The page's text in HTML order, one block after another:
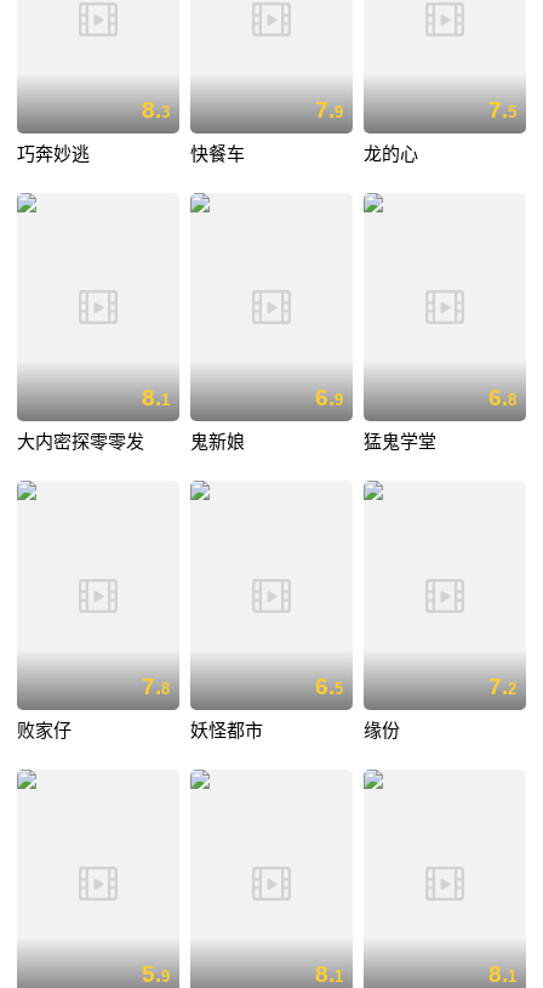
8.3
巧奔妙逃
7.9
快餐车
7.5
龙的心
8.1
大内密探零零发
6.9
鬼新娘
6.8
猛鬼学堂
7.8
败家仔
6.5
妖怪都市
7.2
缘份
5.9 8.1 8.1